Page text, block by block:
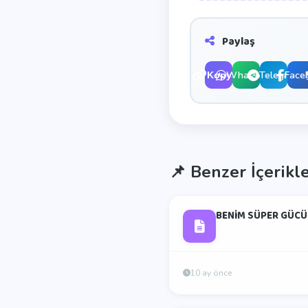
Paylaş
KopyalaWhatsAppTelegram
📌 Benzer
BENİM SÜPER
10 ay önce